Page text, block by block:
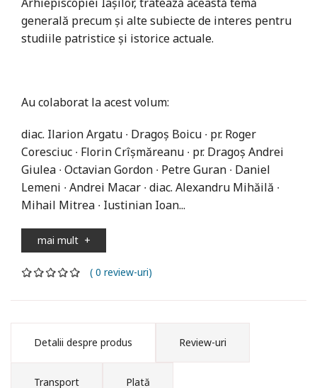
generală precum și alte subiecte de interes pentru
studiile patristice și istorice actuale.
Au colaborat la acest volum:
diac. Ilarion Argatu ∙ Dragoș Boicu ∙ pr. Roger
Coresciuc ∙ Florin Crîșmăreanu ∙ pr. Dragoș Andrei
Giulea ∙ Octavian Gordon ∙ Petre Guran ∙ Daniel
Lemeni ∙ Andrei Macar ∙ diac. Alexandru Mihăilă ∙
Mihail Mitrea ∙ Iustinian Ioan...
mai mult +
( 0 review-uri)
Detalii despre produs Review-uri
Transport Plată